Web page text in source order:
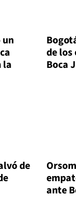
un
la
de los
Boca
de
ante